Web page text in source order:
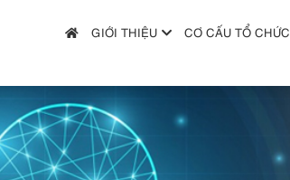
GIỚI THIỆU CƠ CẤU TỔ CHỨC